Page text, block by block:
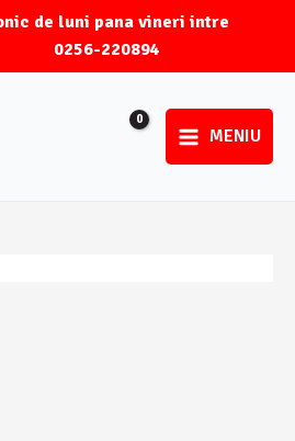
de luni pana vineri intre
0256-220894
Main
MENIU